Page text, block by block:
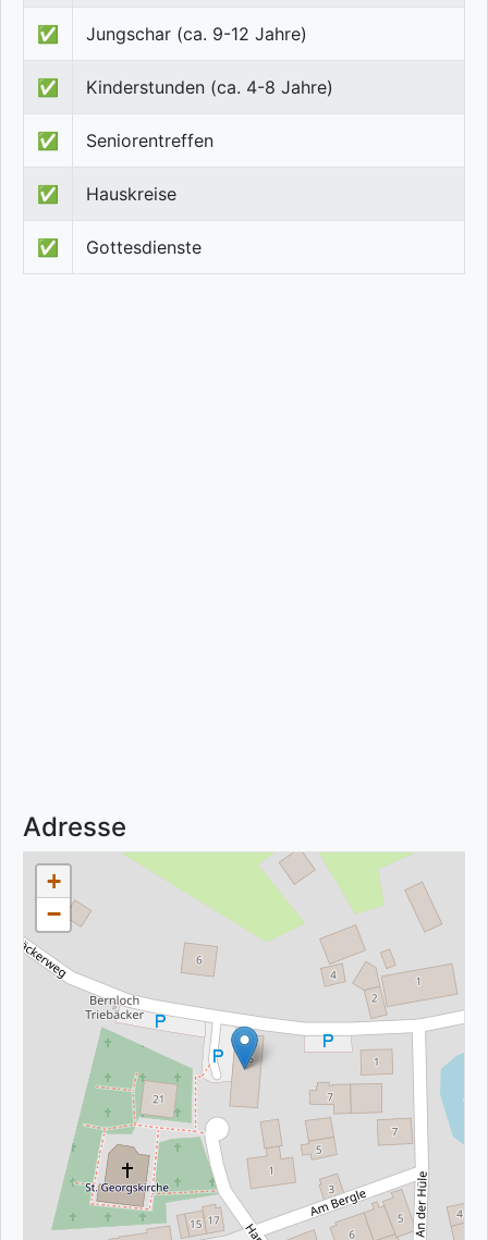
✅ Jungschar (ca. 9-12 Jahre)
✅ Kinderstunden (ca. 4-8 Jahre)
✅ Seniorentreffen
✅ Hauskreise
✅ Gottesdienste
Adresse
+
−